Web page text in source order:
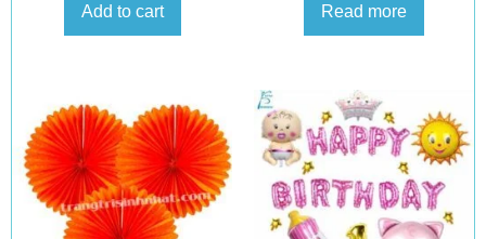
Add to cart Read more